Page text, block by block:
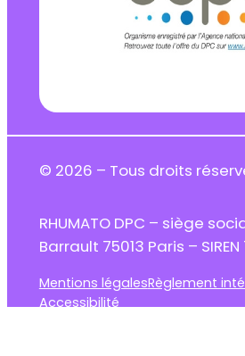
© 2026 – Tous droits
RHUMATO DPC – siège
Barrault 75013 Paris –
Mentions légalesRèglement
Accessibilité